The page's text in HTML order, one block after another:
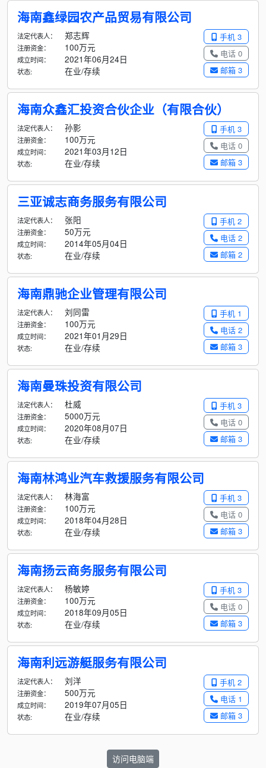
海南鑫绿园农产品贸易有限公司
手机 3
电话 0
邮箱 3
法定代表人： 郑志辉
注册资金： 100万元
成立时间： 2021年06月24日
状态: 在业/存续
海南众鑫汇投资合伙企业（有限合伙）
手机 3
电话 0
邮箱 3
法定代表人： 孙影
注册资金： 100万元
成立时间： 2021年03月12日
状态: 在业/存续
三亚诚志商务服务有限公司
手机 2
电话 2
邮箱 2
法定代表人： 张阳
注册资金： 50万元
成立时间： 2014年05月04日
状态: 在业/存续
海南鼎驰企业管理有限公司
手机 1
电话 2
邮箱 3
法定代表人： 刘同雷
注册资金： 100万元
成立时间： 2021年01月29日
状态: 在业/存续
海南曼珠投资有限公司
手机 3
电话 0
邮箱 3
法定代表人： 杜威
注册资金： 5000万元
成立时间： 2020年08月07日
状态: 在业/存续
海南林鸿业汽车救援服务有限公司
手机 3
电话 0
邮箱 3
法定代表人： 林海富
注册资金： 100万元
成立时间： 2018年04月28日
状态: 在业/存续
海南扬云商务服务有限公司
手机 3
电话 0
邮箱 3
法定代表人： 杨敏婷
注册资金： 100万元
成立时间： 2018年09月05日
状态: 在业/存续
海南利远游艇服务有限公司
手机 2
电话 1
邮箱 3
法定代表人： 刘洋
注册资金： 500万元
成立时间： 2019年07月05日
状态: 在业/存续
访问电脑端